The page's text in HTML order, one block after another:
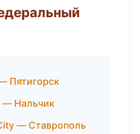
Пятигорск
— Нальчик
— Ставрополь